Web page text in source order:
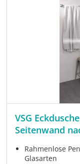
VSG
Seitenwand
Rahmenlose
Glasarten